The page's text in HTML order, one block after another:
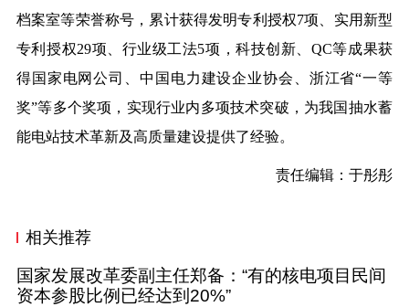
档案室等荣誉称号，累计获得发明专利授权7项、实用新型
专利授权29项、行业级工法5项，科技创新、QC等成果获
得国家电网公司、中国电力建设企业协会、浙江省“一等
奖”等多个奖项，实现行业内多项技术突破， 为我国抽水蓄
能电站技术革新及高质量建设提供了经验。
责任编辑：于彤彤
相关推荐
国家发展改革委副主任郑备：“有的核电项目民间
资本参股比例已经达到20%”